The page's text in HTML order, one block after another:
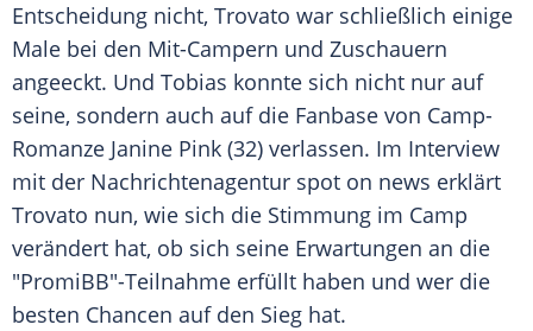
Entscheidung nicht, Trovato war schließlich einige
Male bei den Mit-Campern und Zuschauern
angeeckt. Und Tobias konnte sich nicht nur auf
seine, sondern auch auf die Fanbase von Camp-
Romanze Janine Pink (32) verlassen. Im Interview
mit der Nachrichtenagentur spot on news erklärt
Trovato nun, wie sich die Stimmung im Camp
verändert hat, ob sich seine Erwartungen an die
"PromiBB"-Teilnahme erfüllt haben und wer die
besten Chancen auf den Sieg hat.